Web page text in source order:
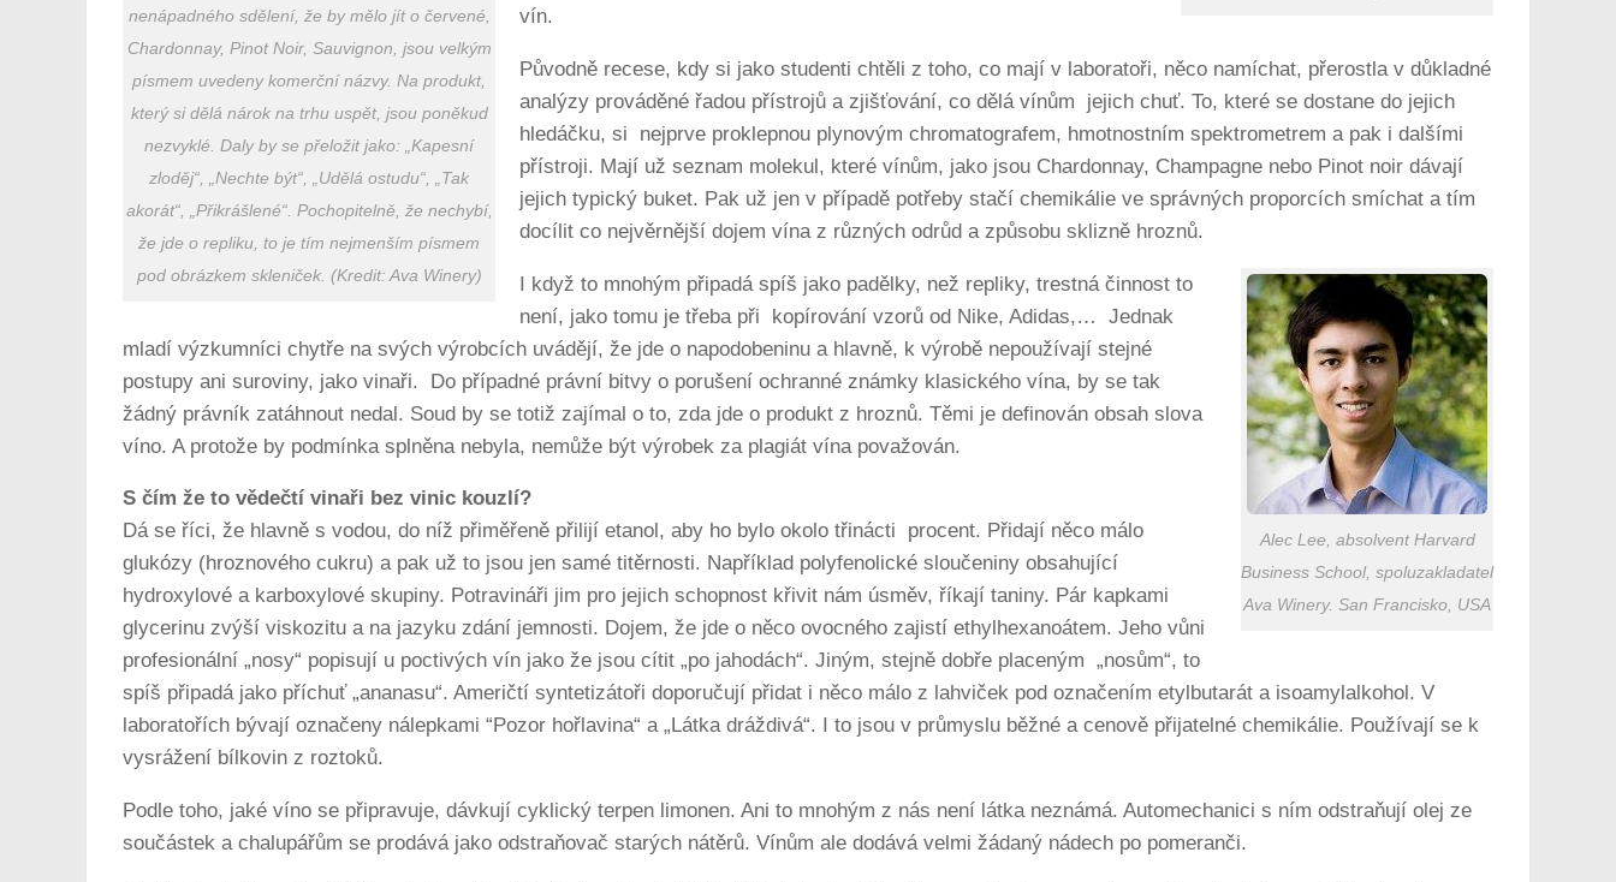
nenápadného sdělení, že by mělo jít o červené,
Chardonnay, Pinot Noir, Sauvignon, jsou velkým
písmem uvedeny komerční názvy. Na produkt,
který si dělá nárok na trhu uspět, jsou poněkud
nezvyklé. Daly by se přeložit jako: „Kapesní
zloděj“, „Nechte být“, „Udělá ostudu“, „Tak
akorát“, „Přikrášlené“. Pochopitelně, že nechybí,
že jde o repliku, to je tím nejmenším písmem
pod obrázkem skleniček. (Kredit: Ava Winery)
vín.
Původně recese, kdy si jako studenti chtěli z toho, co mají v laboratoři, něco namíchat, přerostla v důkladné
analýzy prováděné řadou přístrojů a zjišťování, co dělá vínům jejich chuť. To, které se dostane do jejich
hledáčku, si nejprve proklepnou plynovým chromatografem, hmotnostním spektrometrem a pak i dalšími
přístroji. Mají už seznam molekul, které vínům, jako jsou Chardonnay, Champagne nebo Pinot noir dávají
jejich typický buket. Pak už jen v případě potřeby stačí chemikálie ve správných proporcích smíchat a tím
docílit co nejvěrnější dojem vína z různých odrůd a způsobu sklizně hroznů.
Alec Lee, absolvent Harvard
Business School, spoluzakladatel
Ava Winery. San Francisko, USA
I když to mnohým připadá spíš jako padělky, než repliky, trestná činnost to
není, jako tomu je třeba při kopírování vzorů od Nike, Adidas,… Jednak
mladí výzkumníci chytře na svých výrobcích uvádějí, že jde o napodobeninu a hlavně, k výrobě nepoužívají stejné
postupy ani suroviny, jako vinaři. Do případné právní bitvy o porušení ochranné známky klasického vína, by se tak
žádný právník zatáhnout nedal. Soud by se totiž zajímal o to, zda jde o produkt z hroznů. Těmi je definován obsah slova
víno. A protože by podmínka splněna nebyla, nemůže být výrobek za plagiát vína považován.
S čím že to vědečtí vinaři bez vinic kouzlí?
Dá se říci, že hlavně s vodou, do níž přiměřeně přilijí etanol, aby ho bylo okolo třinácti procent. Přidají něco málo
glukózy (hroznového cukru) a pak už to jsou jen samé titěrnosti. Například polyfenolické sloučeniny obsahující
hydroxylové a karboxylové skupiny. Potravináři jim pro jejich schopnost křivit nám úsměv, říkají taniny. Pár kapkami
glycerinu zvýší viskozitu a na jazyku zdání jemnosti. Dojem, že jde o něco ovocného zajistí ethylhexanoátem. Jeho vůni
profesionální „nosy“ popisují u poctivých vín jako že jsou cítit „po jahodách“. Jiným, stejně dobře placeným „nosům“, to
spíš připadá jako příchuť „ananasu“. Američtí syntetizátoři doporučují přidat i něco málo z lahviček pod označením etylbutarát a isoamylalkohol. V
laboratořích bývají označeny nálepkami “Pozor hořlavina“ a „Látka dráždivá“. I to jsou v průmyslu běžné a cenově přijatelné chemikálie. Používají se k
vysrážení bílkovin z roztoků.
Podle toho, jaké víno se připravuje, dávkují cyklický terpen limonen. Ani to mnohým z nás není látka neznámá. Automechanici s ním odstraňují olej ze
součástek a chalupářům se prodává jako odstraňovač starých nátěrů. Vínům ale dodává velmi žádaný nádech po pomeranči.